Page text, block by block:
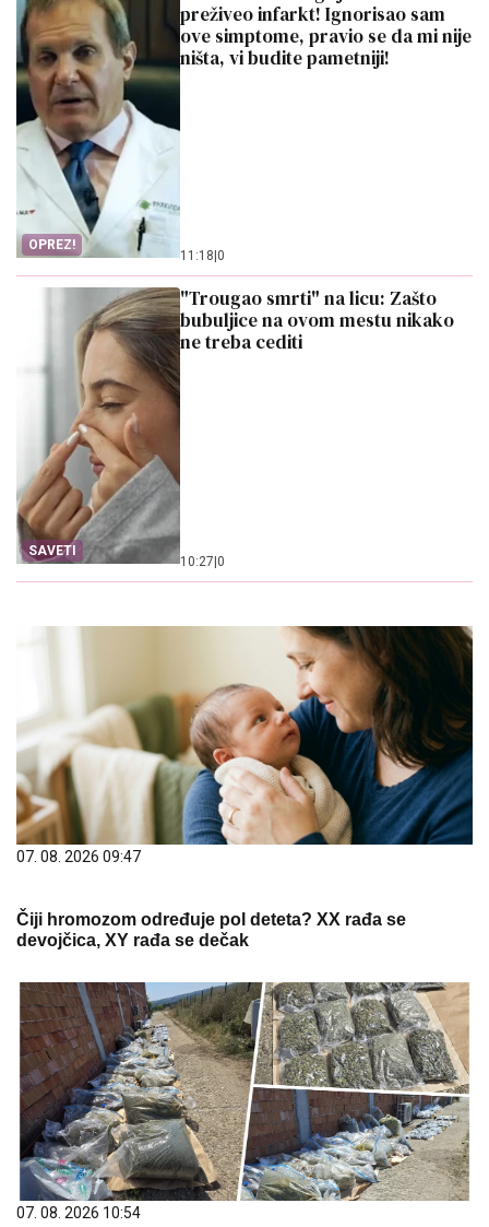
OPREZ!
preživeo infarkt! Ignorisao sam
ove simptome, pravio se da mi nije
ništa, vi budite pametniji!
11:18 0
SAVETI
"Trougao smrti" na licu: Zašto
bubuljice na ovom mestu nikako
ne treba cediti
10:27 0
07. 08. 2026 09:47
Čiji hromozom određuje pol deteta? XX rađa se
devojčica, XY rađa se dečak
07. 08. 2026 10:54